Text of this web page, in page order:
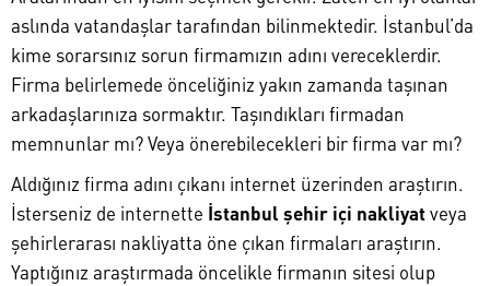
aslında vatandaşlar tarafından bilinmektedir. İstanbul’da
kime sorarsınız sorun firmamızın adını vereceklerdir.
Firma belirlemede önceliğiniz yakın zamanda taşınan
arkadaşlarınıza sormaktır. Taşındıkları firmadan
memnunlar mı? Veya önerebilecekleri bir firma var mı?
Aldığınız firma adını çıkanı internet üzerinden araştırın.
İsterseniz de internette İstanbul şehir içi nakliyatveya
şehirlerarası nakliyatta öne çıkan firmaları araştırın.
Yaptığınız araştırmada öncelikle firmanın sitesi olup